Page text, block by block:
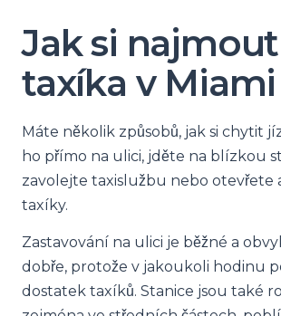
Jak si najmout
taxíka v Miami
Máte několik způsobů, jak si chytit
ho přímo na ulici, jděte na blízkou
zavolejte taxislužbu nebo otevřete
taxíky.
Zastavování na ulici je běžné a
dobře, protože v jakoukoli hodinu
dostatek taxíků. Stanice jsou také